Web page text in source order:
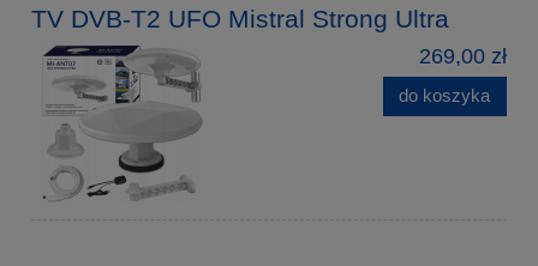
TV DVB-T2 UFO Mistral Strong Ultra
269,00 zł
do koszyka